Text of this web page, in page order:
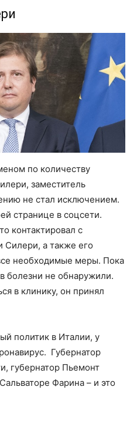
по количеству
заместитель
не стал исключением.
странице в соцсети.
контактировал с
Силери, а также его
необходимые меры. Пока
болезни не обнаружили.
в клинику, он принял
политик в Италии, у
Губернатор
губернатор Пьемонт
Фарина – и это